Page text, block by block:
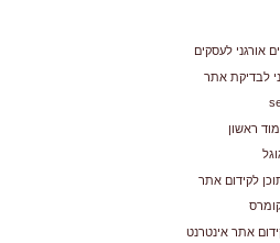
אורגני לעסקים
לבדיקת אתר
ראשון
לקידום אתר
אתר אינטרנט